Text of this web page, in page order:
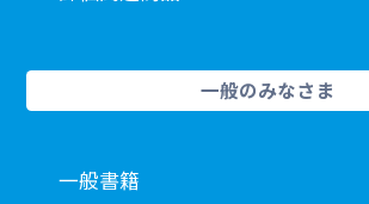
一般のみなさま
一般書籍